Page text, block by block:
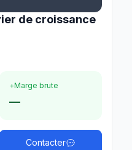
de croissance
+Marge brute
—
Contacter